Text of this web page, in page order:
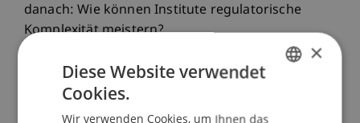
danach: Wie können Institute regulatorische
Komplexität meistern?
Den Digitalisierungsschwerpunkt eröffnete Prof.
×
Diese Website verwendet
Cookies.
Wir verwenden Cookies, um Ihnen das